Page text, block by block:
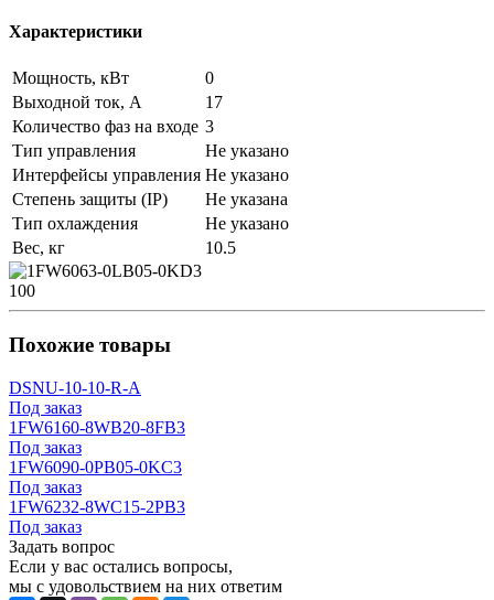
Характеристики
Мощность, кВт
0
Выходной ток, А
17
Количество фаз на входе 3
Тип управления
Не указано
Интерфейсы управления Не указано
Степень защиты (IP)
Не указана
Тип охлаждения
Не указано
Вес, кг
10.5
100
Похожие товары
DSNU-10-10-R-A
Под заказ
1FW6160-8WB20-8FB3
Под заказ
1FW6090-0PB05-0KC3
Под заказ
1FW6232-8WC15-2PB3
Под заказ
Задать вопрос
Если у вас остались вопросы,
мы с удовольствием на них ответим